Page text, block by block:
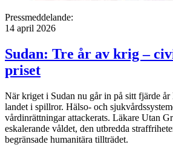
Pressmeddelande:
14 april 2026
Sudan: Tre år av krig –
priset
När kriget i Sudan nu går in på sitt fjärde år
landet i spillror. Hälso- och
vårdinrättningar attackerats. Läkare Utan
eskalerande våldet, den utbredda
begränsade humanitära tillträdet.